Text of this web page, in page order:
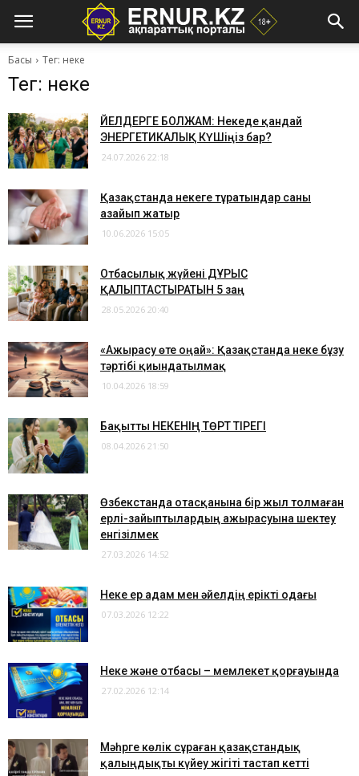
Басы Тег: неке
Тег: неке
​ӘЙЕЛДЕРГЕ БОЛЖАМ: Некеде қандай
ЭНЕРГЕТИКАЛЫҚ КҮШіңіз бар?
24.07.2026 22:18
Қазақстанда некеге тұратындар саны
азайып жатыр
10.06.2026 15:05
​Отбасылық жүйені ДҰРЫС
ҚАЛЫПТАСТЫРАТЫН 5 заң
28.05.2026 20:40
«Ажырасу өте оңай»: Қазақстанда неке бұзу
тәртібі қиындатылмақ
10.04.2026 18:59
​Бақытты НЕКЕНІҢ ТӨРТ ТІРЕГІ
08.04.2026 21:50
​Өзбекстанда отасқанына бір жыл толмаған
ерлі-зайыптылардың ажырасуына шектеу
енгізілмек
27.03.2026 14:52
Неке ер адам мен әйелдің ерікті одағы
07.03.2026 12:22
Неке және отбасы – мемлекет қорғауында
27.02.2026 12:14
Мәһрге көлік сұраған қазақстандық
қалыңдықты күйеу жігіті тастап кетті